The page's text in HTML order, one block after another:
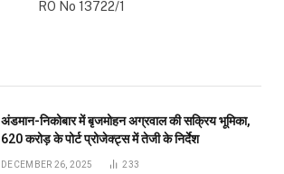
RO No 13722/1
अंडमान-निकोबार में बृजमोहन अग्रवाल की सक्रिय भूमिका,
620 करोड़ के पोर्ट प्रोजेक्ट्स में तेजी के निर्देश
DECEMBER 26, 2025 233